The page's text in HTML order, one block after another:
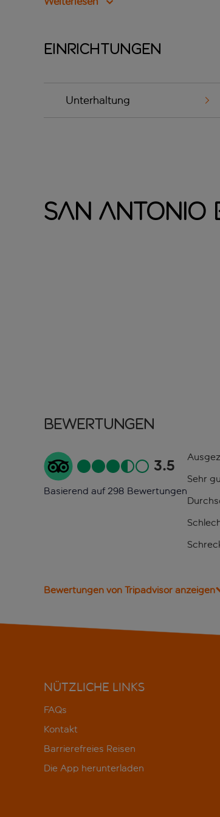
Einrichtungen
Unterhaltung
San Antonio
Bewertungen
3.5
Basierend auf 298 Bewertungen
Sehr
Bewertungen von Tripadvisor anzeigen
NÜTZLICHE LINKS
FAQs
Kontakt
Barrierefreies Reisen
Die App herunterladen